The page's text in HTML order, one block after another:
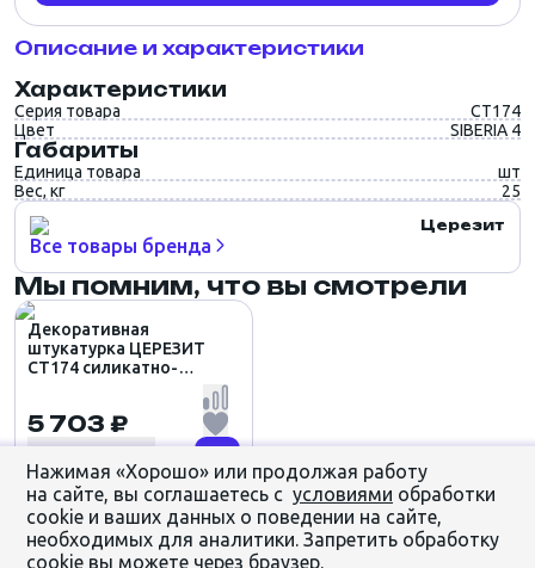
Описание и характеристики
Характеристики
Серия товара
CT174
Цвет
SIBERIA 4
Габариты
Единица товара
шт
Вес, кг
25
Церезит
Все товары бренда
Мы помним, что вы смотрели
Декоративная
штукатурка ЦЕРЕЗИТ
CT174 силикатно-
цвет SIBERIA 4 (25кг)
5 703 ₽
Нажимая «Хорошо» или продолжая работу
на сайте, вы соглашаетесь с условиями обработки
cookie и ваших данных о поведении на сайте,
необходимых для аналитики. Запретить обработку
cookie вы можете через браузер.